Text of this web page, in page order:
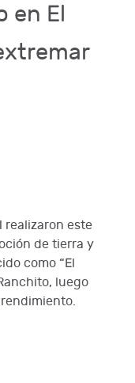
en El
realizaron este
de tierra y
como “El
luego